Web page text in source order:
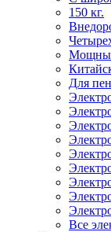
150 кг.
Для
Все